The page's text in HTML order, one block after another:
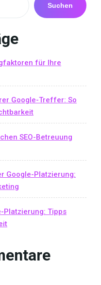
Keyword
Finder:
Sie
Online-
Suchen
für Ihre
Google-Treffer: So
SEO-Betreuung
Google-Platzierung:
Platzierung: Tipps